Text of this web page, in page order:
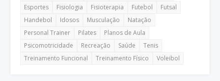
Esportes
Fisiologia Fisioterapia Futebol
Futsal
Handebol
Idosos Musculação
Natação
Personal Trainer
Pilates
Planos de Aula
Psicomotricidade
Recreação Saúde
Tenis
Treinamento Funcional
Treinamento Físico Voleibol